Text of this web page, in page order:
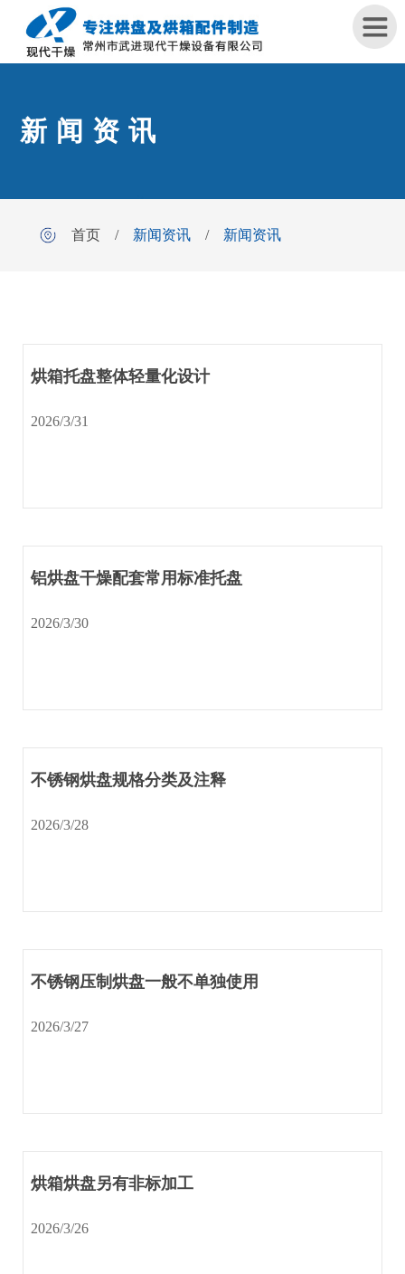
页
于
们
心
工
案
务
联
我
新闻资讯
首页/ 新闻资讯/ 新闻资讯
​烘箱托盘整体轻量化设计
2026/3/31
铝烘盘干燥配套常用标准托盘
2026/3/30
不锈钢烘盘规格分类及注释
2026/3/28
不锈钢压制烘盘一般不单独使用
2026/3/27
烘箱烘盘另有非标加工
2026/3/26